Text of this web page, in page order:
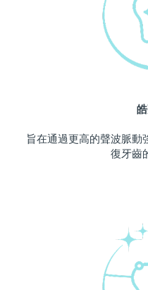
旨在通過更高的聲波脈動
復牙齒